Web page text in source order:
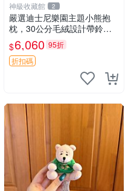
神級收藏館 2
嚴選迪士尼樂園主題小熊抱
枕，30公分毛絨設計帶鈴
鐺，萌趣可憐。 小熊抱枕 毛
絨 雙面
$6,060 95折
折扣碼